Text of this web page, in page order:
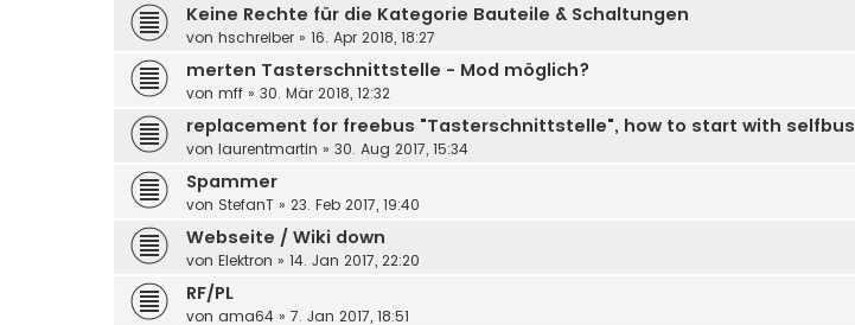
Keine Rechte für die Kategorie Bauteile & Schaltungen
von hschreiber » 16. Apr 2018, 18:27
merten Tasterschnittstelle - Mod möglich?
von mff » 30. Mär 2018, 12:32
replacement for freebus "Tasterschnittstelle", how to start with selfbus
von laurentmartin » 30. Aug 2017, 15:34
Spammer
von StefanT » 23. Feb 2017, 19:40
Webseite / Wiki down
von Elektron » 14. Jan 2017, 22:20
RF/PL
von ama64 » 7. Jan 2017, 18:51